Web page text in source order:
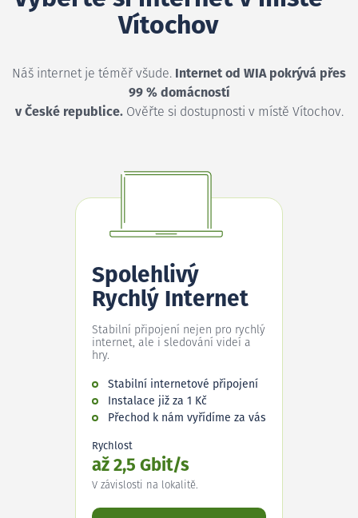
Vítochov
Náš internet je téměř všude. Internet od WIA pokrývá přes
99 % domácností
v České republice.Ověřte si dostupnosti v místě Vítochov.
Spolehlivý
Rychlý Internet
Stabilní připojení nejen pro rychlý
internet, ale i sledování videí a
hry.
Stabilní internetové připojení
Instalace již za 1 Kč
Přechod k nám vyřídíme za vás
Rychlost
až 2,5 Gbit/s
V závislosti na lokalitě.